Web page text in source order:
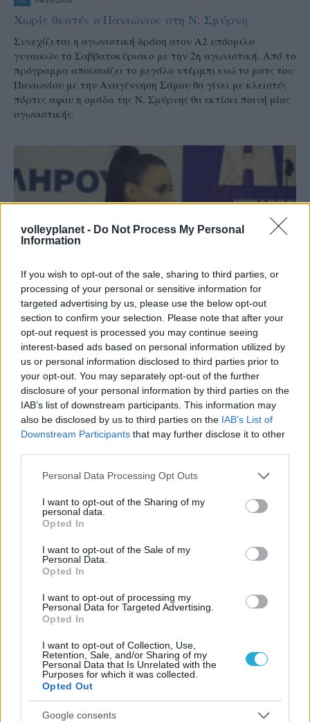
volleyplanet - Do Not Process My Personal
Information
If you wish to opt-out of the sale, sharing to third parties, or
processing of your personal or sensitive information for
targeted advertising by us, please use the below opt-out
section to confirm your selection. Please note that after your
opt-out request is processed you may continue seeing
interest-based ads based on personal information utilized by
us or personal information disclosed to third parties prior to
your opt-out. You may separately opt-out of the further
disclosure of your personal information by third parties on the
IAB’s list of downstream participants. This information may
also be disclosed by us to third parties on the IAB’s List of
Downstream Participants that may further disclose it to other
Please note that this website/app uses one or more Google
not limited to your visit or usage behaviour. You may click to
grant or deny consent to Google and its third-party tags to
use your data for below specified purposes in below Google
consent section.
Personal Data Processing Opt Outs
I want to opt-out of the Sharing of my
personal data.
Opted In
I want to opt-out of the Sale of my
Personal Data.
Opted In
I want to opt-out of processing my
Personal Data for Targeted Advertising.
Opted In
I want to opt-out of Collection, Use,
Retention, Sale, and/or Sharing of my
Personal Data that Is Unrelated with the
Purposes for which it was collected.
Opted Out
Google consents
Χωρίς θεατές ο Πανιώνιος στη Ν. Σμύρνη
Συνεχίζεται η αγωνιστική δράση στον Α2 υπόομιλο
γυναικών το Σαββατοκύριακο με την 2η αγωνιστική. Από το
πρόγραμμα απουσιάζει το μεγάλο ντέρμπι ενώ το ματς του
Πανιωνίου με την Αναγέννηση Σάμου θα γίνει με κλειστές
πόρτες αφου η ομάδα της Ν. Σμύρνης θα εκτίσει ποινή μίας
αγωνιστικής.
Α1 ΓΥΝΑΙΚΩΝ 25/07/2016
Ανακοίνωσε Τσιουμήτα η Ηλιούπολη
Μια ακόμη κεντρική, την 26χρονη Αντιγόνη Τσιουμήτα
από τον Πανιώνιο, ανακοίνωσε η ομάδα της Ηλιούπολης, η
οποία αναφέρει:
18/07/2016
Για 5η χρονιά ο Ψάρρας στον Πανιώνιο
Για 5η συνεχόμενη χρονιά ο Αργύρης Ψάρρας θα συνεχίσει
να είναι ο κόουτς της ανδρικής ομάδας του Πανιωνίου.